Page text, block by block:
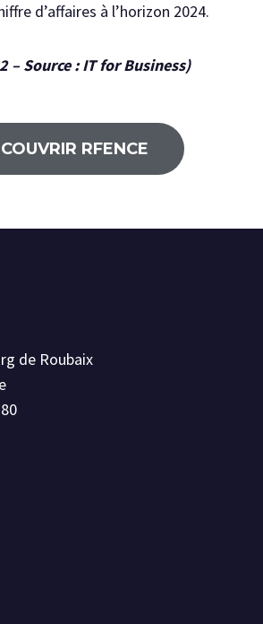
d’affaires à l’horizon 2024.
– Source : IT for Business)
RFENCE
de Roubaix